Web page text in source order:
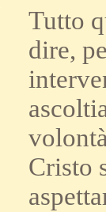
Tutto
dire,
Cristo